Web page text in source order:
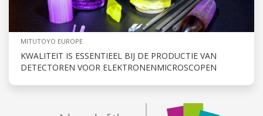
MITUTOYO EUROPE
KWALITEIT IS ESSENTIEEL BIJ DE PRODUCTIE VAN
DETECTOREN VOOR ELEKTRONENMICROSCOPEN